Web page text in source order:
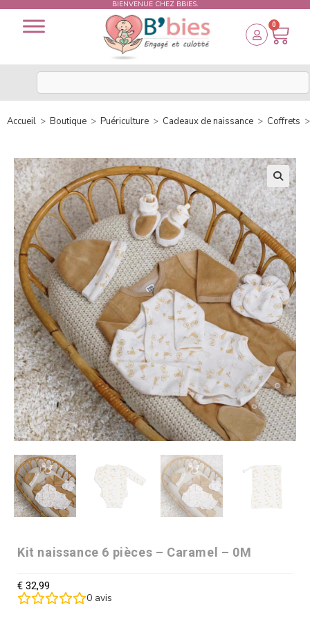
BIENVENUE CHEZ BBIES.
0
Accueil > Boutique > Puériculture > Cadeaux de naissance > Coffrets >
Kit naissance 6 pièces – Caramel – 0M
€ 32,99
0 avis